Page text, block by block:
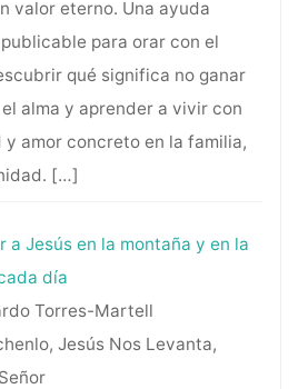
valor eterno. Una ayuda
para orar con el
qué significa no ganar
alma y aprender a vivir con
amor concreto en la familia,
[…]
a Jesús en la montaña y en la
día
Torres-Martell
Jesús Nos Levanta,